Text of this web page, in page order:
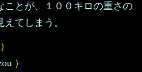
ことが、１００キロの重さの
てしまう。
）
）